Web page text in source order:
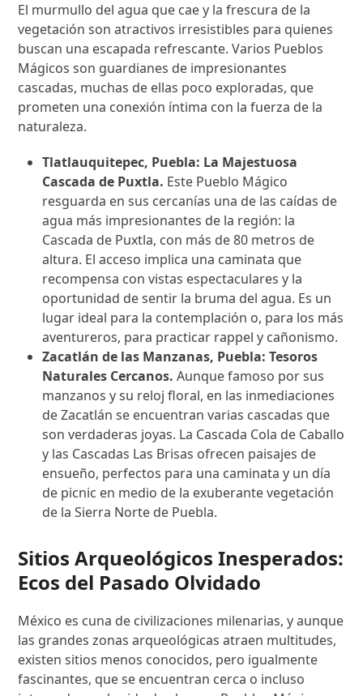
El murmullo del agua que cae y la frescura de la
vegetación son atractivos irresistibles para quienes
buscan una escapada refrescante. Varios Pueblos
Mágicos son guardianes de impresionantes
cascadas, muchas de ellas poco exploradas, que
prometen una conexión íntima con la fuerza de la
naturaleza.
Tlatlauquitepec, Puebla: La Majestuosa
Cascada de Puxtla. Este Pueblo Mágico
resguarda en sus cercanías una de las caídas de
agua más impresionantes de la región: la
Cascada de Puxtla, con más de 80 metros de
altura. El acceso implica una caminata que
recompensa con vistas espectaculares y la
oportunidad de sentir la bruma del agua. Es un
lugar ideal para la contemplación o, para los más
aventureros, para practicar rappel y cañonismo.
Zacatlán de las Manzanas, Puebla: Tesoros
Naturales Cercanos. Aunque famoso por sus
manzanos y su reloj floral, en las inmediaciones
de Zacatlán se encuentran varias cascadas que
son verdaderas joyas. La Cascada Cola de Caballo
y las Cascadas Las Brisas ofrecen paisajes de
ensueño, perfectos para una caminata y un día
de picnic en medio de la exuberante vegetación
de la Sierra Norte de Puebla.
Sitios Arqueológicos Inesperados:
Ecos del Pasado Olvidado
México es cuna de civilizaciones milenarias, y aunque
las grandes zonas arqueológicas atraen multitudes,
existen sitios menos conocidos, pero igualmente
fascinantes, que se encuentran cerca o incluso